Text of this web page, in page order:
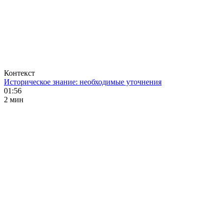
Контекст
Историческое знание: необходимые уточнения
01:56
2 мин